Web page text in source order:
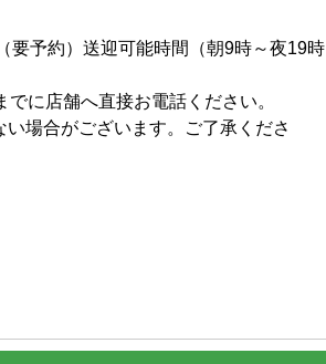
予約）送迎可能時間（朝9時～夜19時
に店舗へ直接お電話ください。
場合がございます。ご了承くださ